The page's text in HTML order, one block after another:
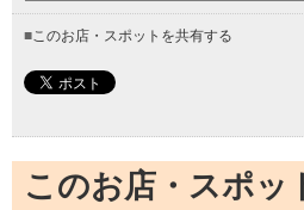
■ このお店・スポットを共有する
このお店・スポッ